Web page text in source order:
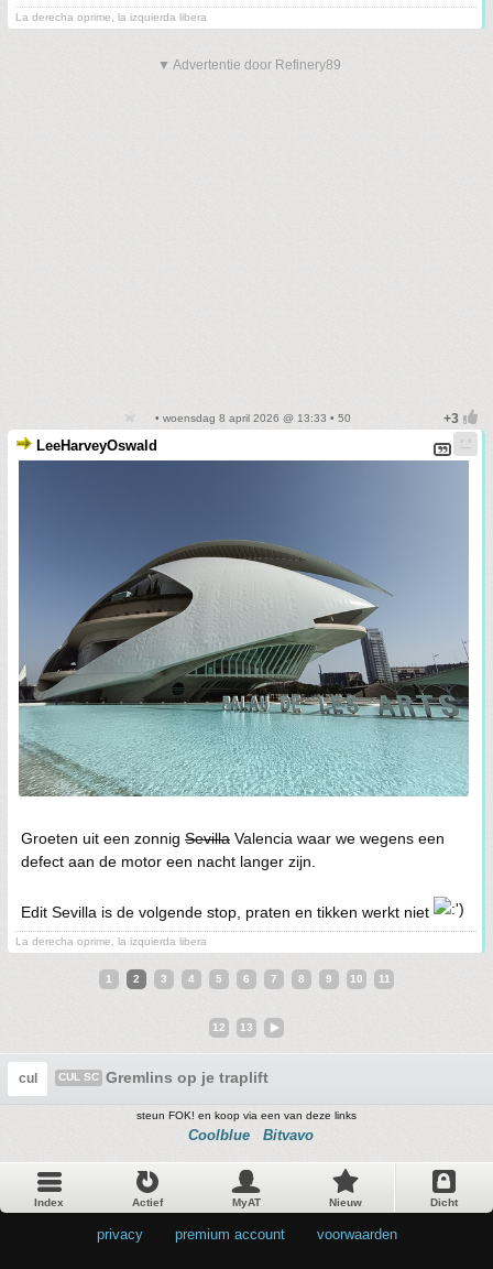
La derecha oprime, la izquierda libera
▼ Advertentie door Refinery89
• woensdag 8 april 2026 @ 13:33 • 50
LeeHarveyOswald
Groeten uit een zonnig Sevilla Valencia waar we wegens een
defect aan de motor een nacht langer zijn.
Edit Sevilla is de volgende stop, praten en tikken werkt niet
La derecha oprime, la izquierda libera
1 2 3 4 5 6 7 8 9 10 11
12 13
cul CUL SC Gremlins op je traplift
steun FOK! en koop via een van deze links
Coolblue Bitvavo
Index Actief MyAT Nieuw Dicht
privacy premium account voorwaarden